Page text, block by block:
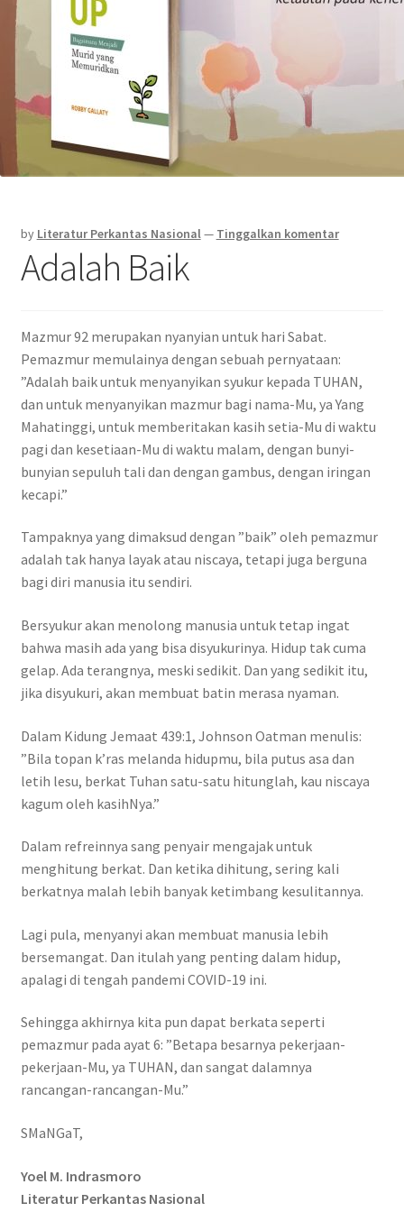
by Literatur Perkantas Nasional— Tinggalkan komentar
Adalah Baik
Mazmur 92 merupakan nyanyian untuk hari Sabat.
Pemazmur memulainya dengan sebuah pernyataan:
”Adalah baik untuk menyanyikan syukur kepada TUHAN,
dan untuk menyanyikan mazmur bagi nama-Mu, ya Yang
Mahatinggi, untuk memberitakan kasih setia-Mu di waktu
pagi dan kesetiaan-Mu di waktu malam, dengan bunyi-
bunyian sepuluh tali dan dengan gambus, dengan iringan
kecapi.”
Tampaknya yang dimaksud dengan ”baik” oleh pemazmur
adalah tak hanya layak atau niscaya, tetapi juga berguna
bagi diri manusia itu sendiri.
Bersyukur akan menolong manusia untuk tetap ingat
bahwa masih ada yang bisa disyukurinya. Hidup tak cuma
gelap. Ada terangnya, meski sedikit. Dan yang sedikit itu,
jika disyukuri, akan membuat batin merasa nyaman.
Dalam Kidung Jemaat 439:1, Johnson Oatman menulis:
”Bila topan k’ras melanda hidupmu, bila putus asa dan
letih lesu, berkat Tuhan satu-satu hitunglah, kau niscaya
kagum oleh kasihNya.”
Dalam refreinnya sang penyair mengajak untuk
menghitung berkat. Dan ketika dihitung, sering kali
berkatnya malah lebih banyak ketimbang kesulitannya.
Lagi pula, menyanyi akan membuat manusia lebih
bersemangat. Dan itulah yang penting dalam hidup,
apalagi di tengah pandemi COVID-19 ini.
Sehingga akhirnya kita pun dapat berkata seperti
pemazmur pada ayat 6: ”Betapa besarnya pekerjaan-
pekerjaan-Mu, ya TUHAN, dan sangat dalamnya
rancangan-rancangan-Mu.”
SMaNGaT,
Yoel M. Indrasmoro
Literatur Perkantas Nasional